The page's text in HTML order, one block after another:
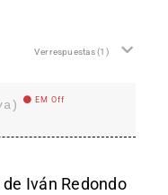
Ver respuestas(1)
EM Off
Iván Redondo